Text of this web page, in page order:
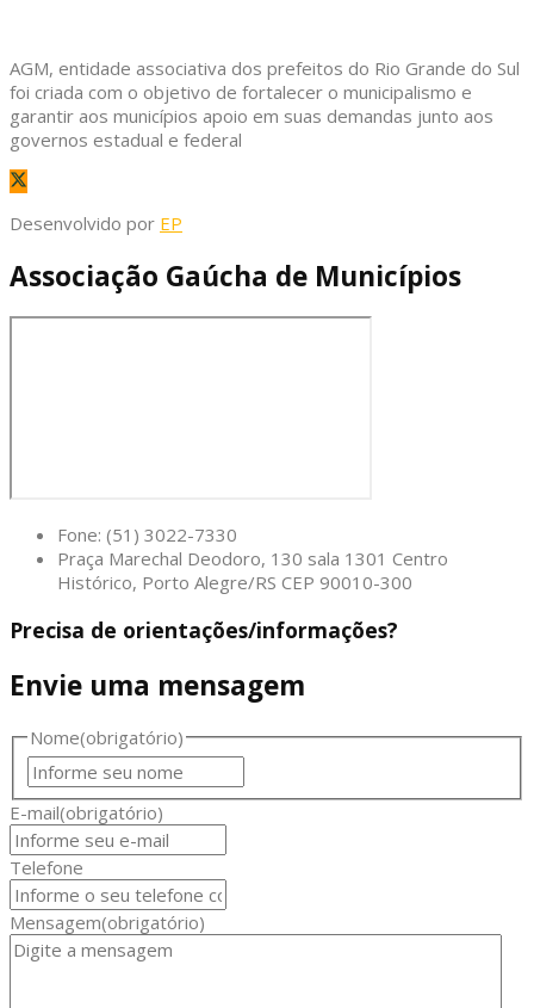
AGM, entidade associativa dos prefeitos do Rio Grande do Sul
foi criada com o objetivo de fortalecer o municipalismo e
garantir aos municípios apoio em suas demandas junto aos
governos estadual e federal
Desenvolvido por EP
Associação Gaúcha de Municípios
Fone: (51) 3022-7330
Praça Marechal Deodoro, 130 sala 1301 Centro
Histórico, Porto Alegre/RS CEP 90010-300
Precisa de orientações/informações?
Envie uma mensagem
Nome(obrigatório)
E-mail(obrigatório)
Telefone
Mensagem(obrigatório)